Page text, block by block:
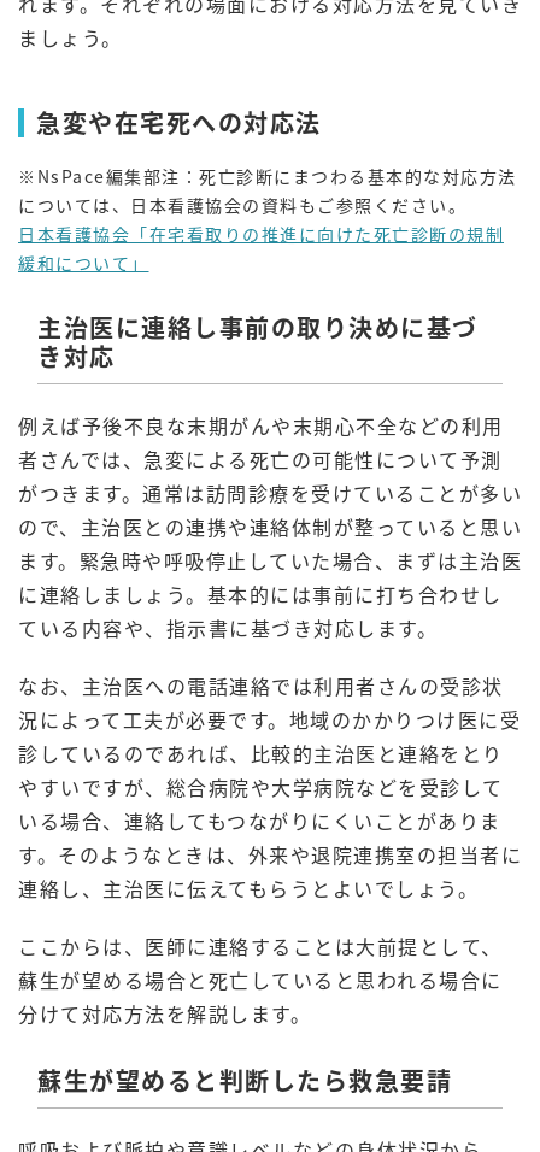
ましょう。
急変や在宅死への対応法
※NsPace編集部注：死亡診断にまつわる基本的な対応方法
については、日本看護協会の資料もご参照ください。
日本看護協会「在宅看取りの推進に向けた死亡診断の規制
緩和について」
主治医に連絡し事前の取り決めに基づ
き対応
例えば予後不良な末期がんや末期心不全などの利用
者さんでは、急変による死亡の可能性について予測
がつきます。通常は訪問診療を受けていることが多い
ので、主治医との連携や連絡体制が整っていると思い
ます。緊急時や呼吸停止していた場合、まずは主治医
に連絡しましょう。基本的には事前に打ち合わせし
ている内容や、指示書に基づき対応します。
なお、主治医への電話連絡では利用者さんの受診状
況によって工夫が必要です。地域のかかりつけ医に受
診しているのであれば、比較的主治医と連絡をとり
やすいですが、総合病院や大学病院などを受診して
いる場合、連絡してもつながりにくいことがありま
す。そのようなときは、外来や退院連携室の担当者に
連絡し、主治医に伝えてもらうとよいでしょう。
ここからは、医師に連絡することは大前提として、
蘇生が望める場合と死亡していると思われる場合に
分けて対応方法を解説します。
蘇生が望めると判断したら救急要請